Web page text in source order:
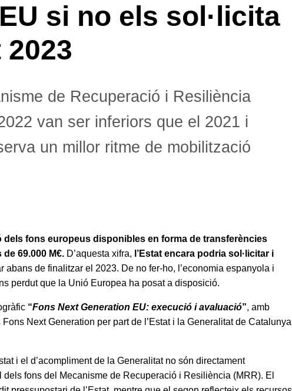
si no els sol·licita
de Recuperació i Resiliència
van ser inferiors que el 2021 i
un millor ritme de mobilització
dels fons europeus disponibles en forma de transferències
69.000 M€. D’aquesta xifra, l’Estat encara podria sol·licitar i
abans de finalitzar el 2023. De no fer-ho, l’economia espanyola i
perdut que la Unió Europea ha posat a disposició.
“Fons Next Generation EU: execució i avaluació”, amb
Fons Next Generation per part de l’Estat i la Generalitat de Catalunya
i el d’acompliment de la Generalitat no són directament
fons del Mecanisme de Recuperació i Resiliència (MRR). El